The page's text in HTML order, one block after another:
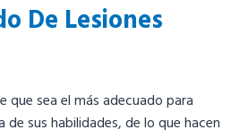
De Lesiones
que sea el más adecuado para
sus habilidades, de lo que hacen